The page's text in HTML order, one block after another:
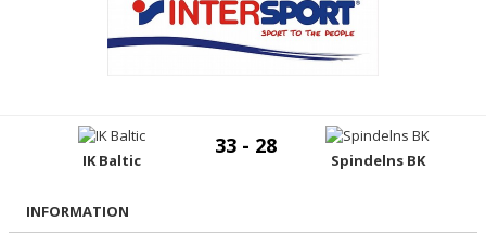
FRITIDSKORTET
KLÄDER
IK Baltic
33 - 28
Spindelns BK
INFORMATION